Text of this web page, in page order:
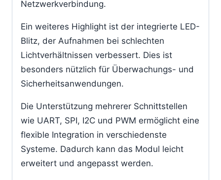
Netzwerkverbindung.
Ein weiteres Highlight ist der integrierte LED-
Blitz, der Aufnahmen bei schlechten
Lichtverhältnissen verbessert. Dies ist
besonders nützlich für Überwachungs- und
Sicherheitsanwendungen.
Die Unterstützung mehrerer Schnittstellen
wie UART, SPI, I2C und PWM ermöglicht eine
flexible Integration in verschiedenste
Systeme. Dadurch kann das Modul leicht
erweitert und angepasst werden.